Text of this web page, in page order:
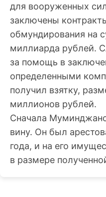
для вооруженных
заключены
обмундирования на
миллиарда рублей.
за помощь в
определенными
получил взятку,
миллионов рублей.
Сначала
вину. Он был
года, и на его
в размере